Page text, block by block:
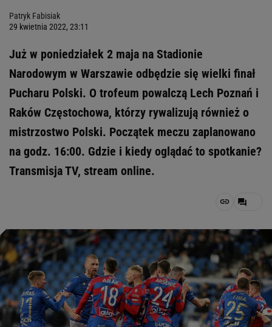
Patryk Fabisiak
29 kwietnia 2022, 23:11
Już w poniedziałek 2 maja na Stadionie
Narodowym w Warszawie odbędzie się wielki finał
Pucharu Polski. O trofeum powalczą Lech Poznań i
Raków Częstochowa, którzy rywalizują również o
mistrzostwo Polski. Początek meczu zaplanowano
na godz. 16:00. Gdzie i kiedy oglądać to spotkanie?
Transmisja TV, stream online.